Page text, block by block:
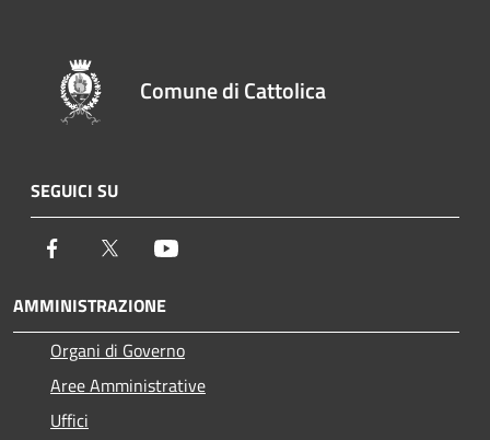
Comune di Cattolica
SEGUICI SU
Facebook Twitter
AMMINISTRAZIONE
Organi di Governo
Aree Amministrative
Uffici